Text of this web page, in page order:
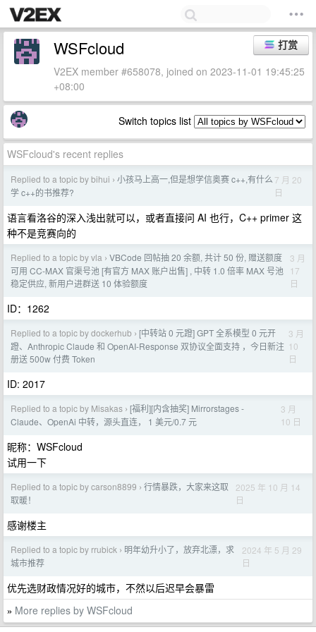
打赏
WSFcloud
V2EX member #658078, joined on 2023-11-01 19:45:25
+08:00
Switch topics list
WSFcloud's recent replies
Replied to a topic by bihui › 小孩马上高一,但是想学信奥赛 c++,有什么
学 c++的书推荐?
7 月 20
日
语言看洛谷的深入浅出就可以，或者直接问 AI 也行，C++ primer 这
种不是竞赛向的
Replied to a topic by vla › VBCode 回帖抽 20 余额, 共计 50 份, 赠送额度
可用 CC-MAX 官渠号池 [有官方 MAX 账户出售] , 中转 1.0 倍率 MAX 号池
稳定供应, 新用户进群送 10 体验额度
3 月
17
日
ID：1262
Replied to a topic by dockerhub › [中转站 0 元蹬] GPT 全系模型 0 元开
蹬、Anthropic Claude 和 OpenAI-Response 双协议全面支持 ，今日新注
册送 500w 付费 Token
3 月
10
日
ID: 2017
Replied to a topic by Misakas › [福利][内含抽奖] Mirrorstages -
Claude、OpenAi 中转，源头直连， 1 美元/0.7 元
3 月
10 日
昵称：WSFcloud
试用一下
Replied to a topic by carson8899 › 行情暴跌，大家来这取
取暖！
2025 年 10 月 14
日
感谢楼主
Replied to a topic by rrubick › 明年幼升小了，放弃北漂，求
城市推荐
2024 年 5 月 29
日
优先选财政情况好的城市，不然以后迟早会暴雷
» More replies by WSFcloud